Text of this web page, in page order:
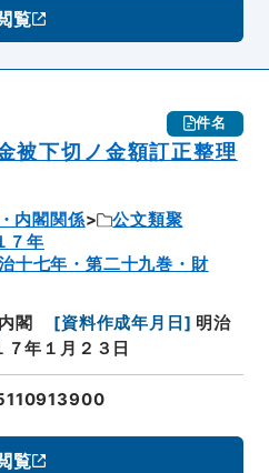
覧
件名
被下切ノ金額訂正整理
内閣関係
公文類聚
７年
十七年・第二十九巻・財
内閣 [資料作成年月日 ] 明治
年１月２３日
覧